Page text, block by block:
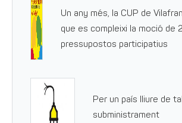
Un any més, la CUP de
que es compleixi la moció de
pressupostos participatius
Per un país lliure de
subministrament